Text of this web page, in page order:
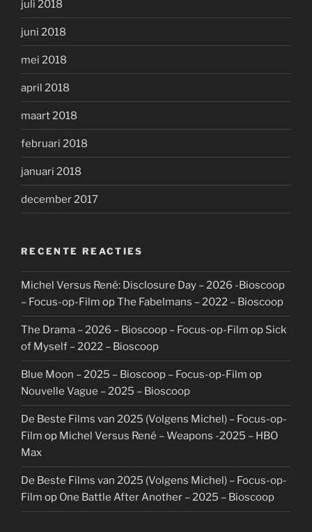
juli 2018
juni 2018
mei 2018
april 2018
maart 2018
februari 2018
januari 2018
december 2017
RECENTE REACTIES
Michel Versus René: Disclosure Day – 2026 -Bioscoop
– Focus-op-Film opThe Fabelmans – 2022 – Bioscoop
The Drama – 2026 – Bioscoop – Focus-op-Film op Sick
of Myself – 2022 – Bioscoop
Blue Moon – 2025 – Bioscoop – Focus-op-Film op
Nouvelle Vague – 2025 – Bioscoop
De Beste Films van 2025 (Volgens Michel) – Focus-op-
Film op Michel Versus René – Weapons -2025 – HBO
Max
De Beste Films van 2025 (Volgens Michel) – Focus-op-
Film op One Battle After Another – 2025 – Bioscoop